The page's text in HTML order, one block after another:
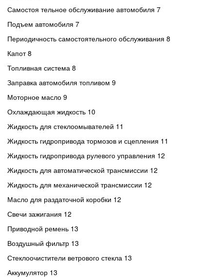
Самостоя тельное обслуживание автомобиля 7
Подъем автомобиля 7
Периодичность самостоятельного обслуживания 8
Капот 8
Топливная система 8
Заправка автомобиля топливом 9
Моторное масло 9
Охлаждающая жидкость 10
Жидкость для стеклоомывателей 11
Жидкость гидропривода тормозов и сцепления 11
Жидкость гидропривода рулевого управления 12
Жидкость для автоматической трансмиссии 12
Жидкость для механической трансмиссии 12
Масло для раздаточной коробки 12
Свечи зажигания 12
Приводной ремень 13
Воздушный фильтр 13
Стеклоочистители ветрового стекла 13
Аккумулятор 13